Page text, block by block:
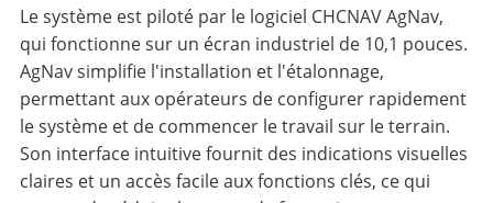
Le système est piloté par le logiciel CHCNAV AgNav,
qui fonctionne sur un écran industriel de 10,1 pouces.
AgNav simplifie l'installation et l'étalonnage,
permettant aux opérateurs de configurer rapidement
le système et de commencer le travail sur le terrain.
Son interface intuitive fournit des indications visuelles
claires et un accès facile aux fonctions clés, ce qui